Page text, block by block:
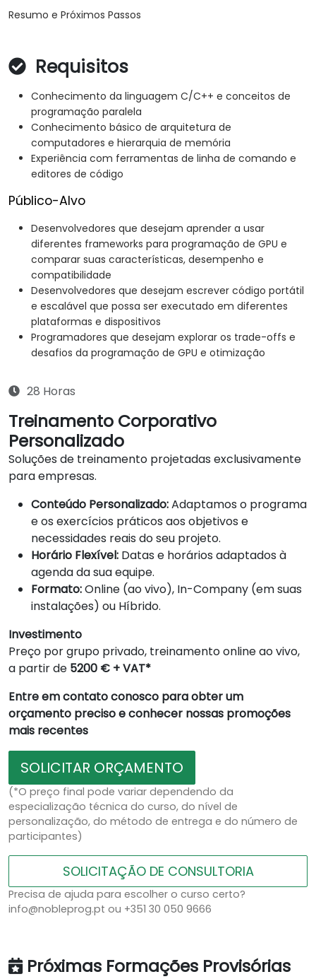
Resumo e Próximos Passos
Requisitos
Conhecimento da linguagem C/C++ e conceitos de
programação paralela
Conhecimento básico de arquitetura de
computadores e hierarquia de memória
Experiência com ferramentas de linha de comando e
editores de código
Público-Alvo
Desenvolvedores que desejam aprender a usar
diferentes frameworks para programação de GPU e
comparar suas características, desempenho e
compatibilidade
Desenvolvedores que desejam escrever código portátil
e escalável que possa ser executado em diferentes
plataformas e dispositivos
Programadores que desejam explorar os trade-offs e
desafios da programação de GPU e otimização
28 Horas
Treinamento Corporativo
Personalizado
Soluções de treinamento projetadas exclusivamente
para empresas.
Conteúdo Personalizado:Adaptamos o programa
e os exercícios práticos aos objetivos e
necessidades reais do seu projeto.
Horário Flexível: Datas e horários adaptados à
agenda da sua equipe.
Formato:Online (ao vivo), In-Company (em suas
instalações) ou Híbrido.
Investimento
Preço por grupo privado, treinamento online ao vivo,
a partir de 5200 € + VAT*
Entre em contato conosco para obter um
orçamento preciso e conhecer nossas promoções
mais recentes
SOLICITAR ORÇAMENTO
(*O preço final pode variar dependendo da
especialização técnica do curso, do nível de
personalização, do método de entrega e do número de
participantes)
SOLICITAÇÃO DE CONSULTORIA
Precisa de ajuda para escolher o curso certo?
info@nobleprog.pt ou +351 30 050 9666
Próximas Formações Provisórias